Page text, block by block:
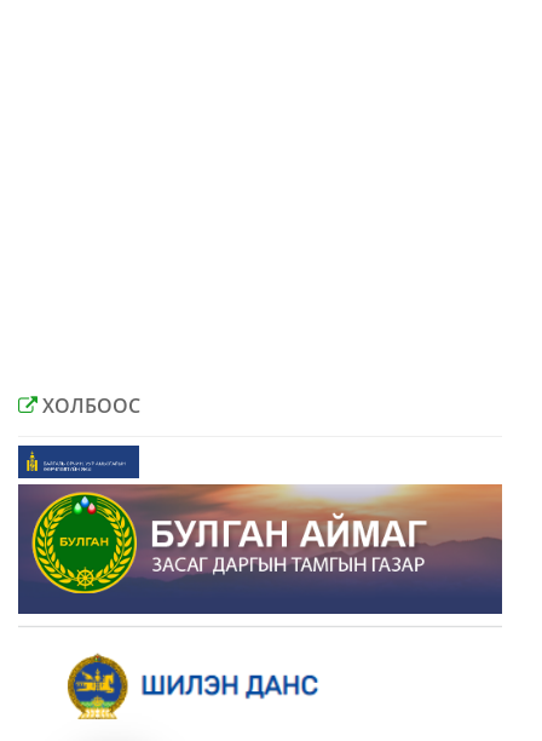
ХОЛБООС